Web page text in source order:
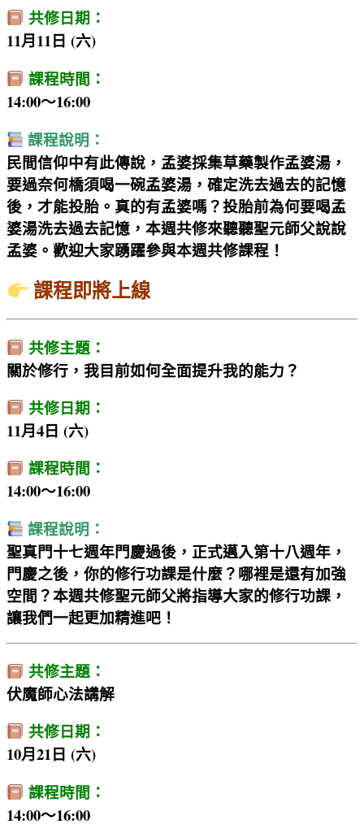
共修日期：
11月11日 (六)
課程時間：
14:00～16:00
課程說明：
民間信仰中有此傳說，孟婆採集草藥製作孟婆湯，
要過奈何橋須喝一碗孟婆湯，確定洗去過去的記憶
後，才能投胎。真的有孟婆嗎？投胎前為何要喝孟
婆湯洗去過去記憶，本週共修來聽聽聖元師父說說
孟婆。歡迎大家踴躍參與本週共修課程！
課程即將上線
共修主題：
關於修行，我目前如何全面提升我的能力？
共修日期：
11月4日 (六)
課程時間：
14:00～16:00
課程說明：
聖真門十七週年門慶過後，正式邁入第十八週年，
門慶之後，你的修行功課是什麼？哪裡是還有加強
空間？本週共修聖元師父將指導大家的修行功課，
讓我們一起更加精進吧！
共修主題：
伏魔師心法講解
共修日期：
10月21日 (六)
課程時間：
14:00～16:00